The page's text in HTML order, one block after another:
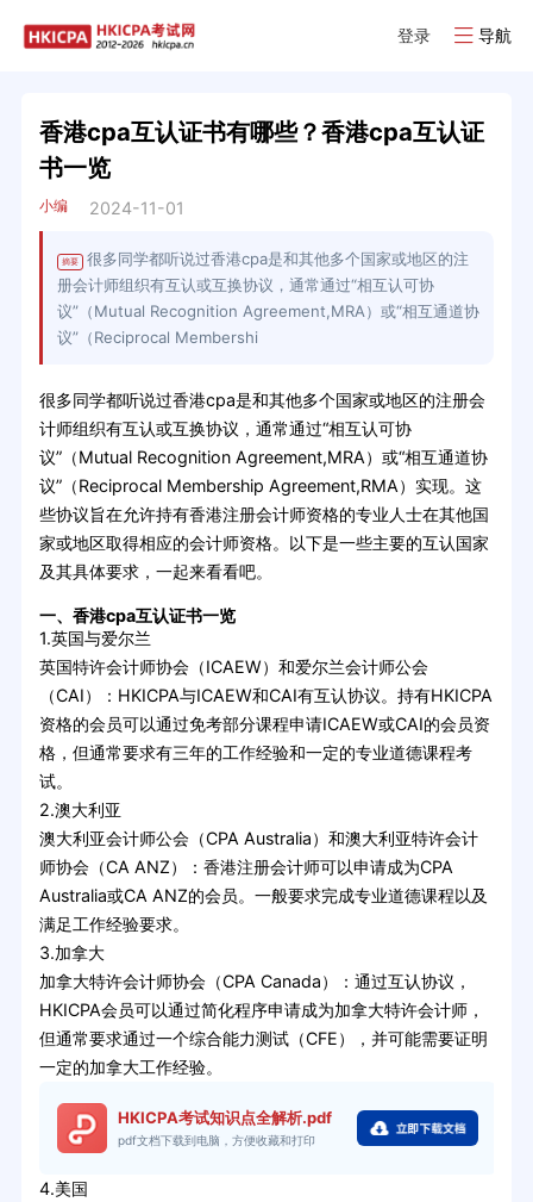
登录 导航
香港cpa互认证书有哪些？香港cpa互认证
书一览
小编 2024-11-01
摘要
很多同学都听说过香港cpa是和其他多个国家或地区的注
册会计师组织有互认或互换协议，通常通过“相互认可协
议”（Mutual Recognition Agreement,MRA）或“相互通道协
议”（Reciprocal Membershi
很多同学都听说过香港cpa是和其他多个国家或地区的注册会
计师组织有互认或互换协议，通常通过“相互认可协
议”（Mutual Recognition Agreement,MRA）或“相互通道协
议”（Reciprocal Membership Agreement,RMA）实现。这
些协议旨在允许持有香港注册会计师资格的专业人士在其他国
家或地区取得相应的会计师资格。以下是一些主要的互认国家
及其具体要求，一起来看看吧。
一、香港cpa互认证书一览
1.英国与爱尔兰
英国特许会计师协会（ICAEW）和爱尔兰会计师公会
（CAI）：HKICPA与ICAEW和CAI有互认协议。持有HKICPA
资格的会员可以通过免考部分课程申请ICAEW或CAI的会员资
格，但通常要求有三年的工作经验和一定的专业道德课程考
试。
2.澳大利亚
澳大利亚会计师公会（CPA Australia）和澳大利亚特许会计
师协会（CA ANZ）：香港注册会计师可以申请成为CPA
Australia或CA ANZ的会员。一般要求完成专业道德课程以及
满足工作经验要求。
3.加拿大
加拿大特许会计师协会（CPA Canada）：通过互认协议，
HKICPA会员可以通过简化程序申请成为加拿大特许会计师，
但通常要求通过一个综合能力测试（CFE），并可能需要证明
一定的加拿大工作经验。
HKICPA考试知识点全解析.pdf
pdf文档下载到电脑，方便收藏和打印
4.美国